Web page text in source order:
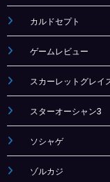
カルドセプト
ゲームレビュー
スカーレットグレイ
スターオーシャン3
ソシャゲ
ゾルカジ